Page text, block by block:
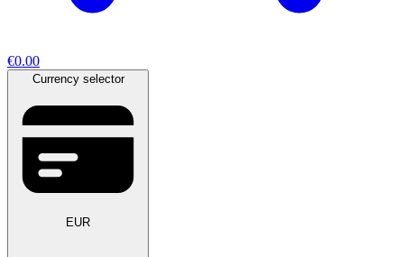
€0.00
Currency selector
EUR